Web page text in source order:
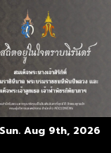
Sun. Aug 9th, 2026